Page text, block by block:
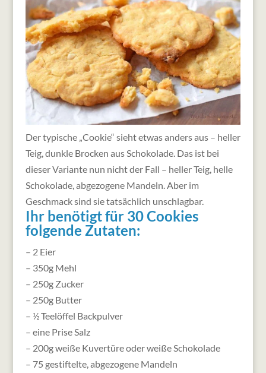
Der typische „Cookie“ sieht etwas anders aus – heller
Teig, dunkle Brocken aus Schokolade. Das ist bei
dieser Variante nun nicht der Fall – heller Teig, helle
Schokolade, abgezogene Mandeln. Aber im
Geschmack sind sie tatsächlich unschlagbar.
Ihr benötigt für 30 Cookies
folgende Zutaten:
– 2 Eier
– 350g Mehl
– 250g Zucker
– 250g Butter
– ½ Teelöffel Backpulver
– eine Prise Salz
– 200g weiße Kuvertüre oder weiße Schokolade
– 75 gestiftelte, abgezogene Mandeln